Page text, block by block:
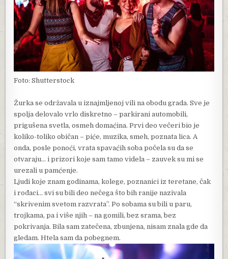
Foto: Shutterstock
Žurka se održavala u iznajmljenoj vili na obodu grada. Sve je
spolja delovalo vrlo diskretno – parkirani automobili,
prigušena svetla, osmeh domaćina. Prvi deo večeri bio je
koliko-toliko običan – piće, muzika, smeh, poznata lica. A
onda, posle ponoći, vrata spavaćih soba počela su da se
otvaraju… i prizori koje sam tamo videla – zauvek su mi se
urezali u pamćenje.
Ljudi koje znam godinama, kolege, poznanici iz teretane, čak
i rođaci… svi su bili deo nečega što bih ranije nazivala
“skrivenim svetom razvrata”. Po sobama su bili u paru,
trojkama, pa i više njih – na gomili, bez srama, bez
pokrivanja. Bila sam zatečena, zbunjena, nisam znala gde da
gledam. Htela sam da pobegnem.